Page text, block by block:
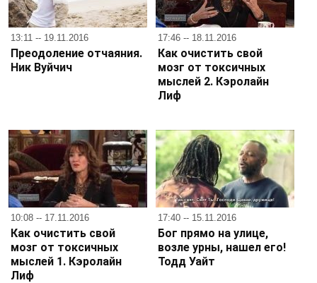
13:11 -- 19.11.2016
Преодоление отчаяния.
Ник Вуйчич
17:46 -- 18.11.2016
Как очистить свой
мозг от токсичных
мыслей 2. Кэролайн
Лиф
10:08 -- 17.11.2016
Как очистить свой
мозг от токсичных
мыслей 1. Кэролайн
Лиф
17:40 -- 15.11.2016
Бог прямо на улице,
возле урны, нашел его!
Тодд Уайт